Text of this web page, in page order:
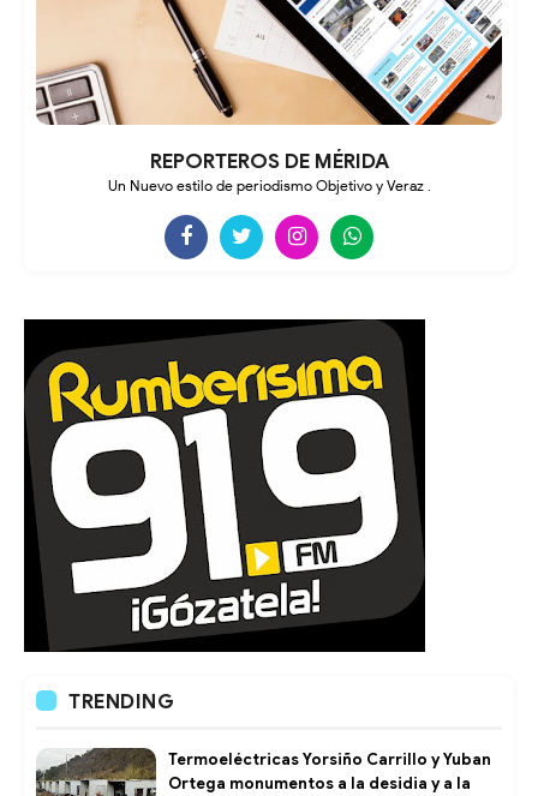
REPORTEROS DE MÉRIDA
Un Nuevo estilo de periodismo Objetivo y Veraz .
TRENDING
Termoeléctricas Yorsiño Carrillo y Yuban
Ortega monumentos a la desidia y a la